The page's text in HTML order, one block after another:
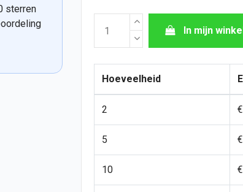
sterren
In mijn
Hoeveelheid
2
5
10